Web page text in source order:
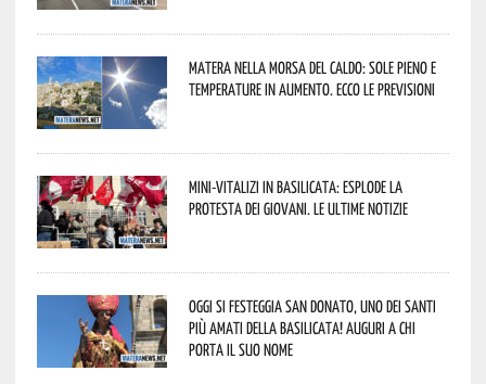
Matera nella morsa del caldo: sole pieno e
temperature in aumento. Ecco le previsioni
Mini-vitalizi in Basilicata: esplode la
protesta dei giovani. Le ultime notizie
Oggi si festeggia San Donato, uno dei Santi
più amati della Basilicata! Auguri a chi
porta il suo nome